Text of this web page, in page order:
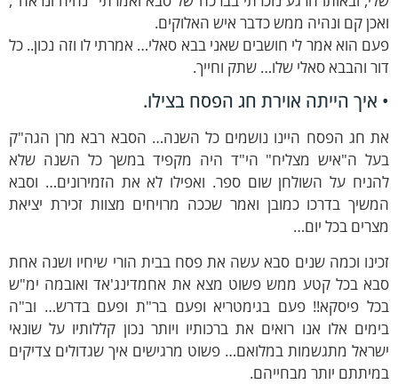
קם ונהיה ממש כדבר איש האלוקים.
הוא אמר לי חושבים שאני בבא סאלי… אמרתי לו וזה נכון.. כל
והבבא סאלי שלו… שתק וחייך.
איך הייתה אוירת חג הפסח בצילו.
חג הפסח היינו נושמים כל השנה… הסבא רבא מרן הגה"ק
ה"איש מצליח" הי"ד היה מקפיד במשך כל השנה שלא
על השולחן שום ספר. ואפילו לא את הזמירונים… וסבא
בדרכו כמובן ואמר שככה מרויחים מצוות זכירת יציאת
בכל יום…
וכמה שנים סבא עשה את פסח בבית הורי שיחיו ושנה אחת
בכל קטע ממש פשוט מצא את אחמדינג'אד ואובמה ימ"ש
פיסקא!! פעם בגימטריא ופעם בר"ת ופעם בדרש… וב"ה
אלו אנו רואים את ברכותיו ויותר נכון קללותיו על שונאי
מתגשמות במלואם… פשוט מרגישים איך שגדולים צדיקים
יותר מבחייהם.